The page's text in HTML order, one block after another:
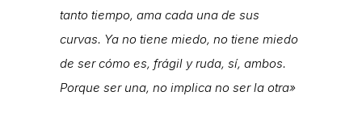
tanto tiempo, ama cada una de sus
curvas. Ya no tiene miedo, no tiene miedo
de ser cómo es, frágil y ruda, sí, ambos.
Porque ser una, no implica no ser la otra»